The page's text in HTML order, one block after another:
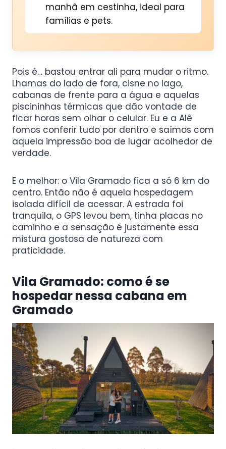
manhã em cestinha, ideal para
famílias e pets.
Pois é… bastou entrar ali para mudar o ritmo.
Lhamas do lado de fora, cisne no lago,
cabanas de frente para a água e aquelas
piscininhas térmicas que dão vontade de
ficar horas sem olhar o celular. Eu e a Alê
fomos conferir tudo por dentro e saímos com
aquela impressão boa de lugar acolhedor de
verdade.
E o melhor: o Vila Gramado fica a só 6 km do
centro. Então não é aquela hospedagem
isolada difícil de acessar. A estrada foi
tranquila, o GPS levou bem, tinha placas no
caminho e a sensação é justamente essa
mistura gostosa de natureza com
praticidade.
Vila Gramado: como é se
hospedar nessa cabana em
Gramado